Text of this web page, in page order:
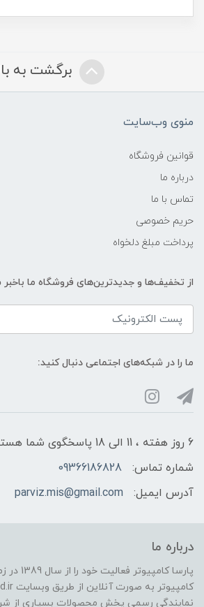
برگشت به
منوی وب‌سایت
قوانین فروشگاه
درباره ما
تماس با ما
حریم خصوصی
پرداخت مبلغ دلخواه
از تخفیف‌ها و جدیدترین‌های فروشگاه ما
ما را در شبکه‌های اجتماعی دنبال کنید:
6 روز هفته ، 11 الی 18 پاسخگوی شما هستیم
شماره تماس:
09366186828
آدرس ایمیل:
parviz.mis@gmail.com
درباره ما
پارسا
نمایندگی رسمی پخش محصولات بسیاری از